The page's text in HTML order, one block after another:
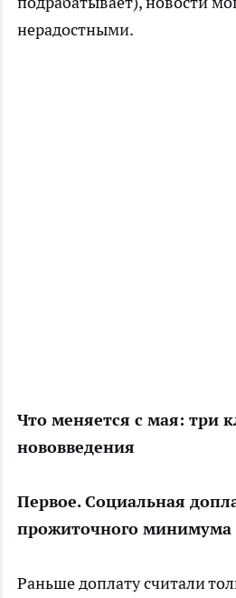
нерадостными.
Что меняется с мая: три
нововведения
Первое. Социальная
прожиточного минимума
Раньше доплату считали